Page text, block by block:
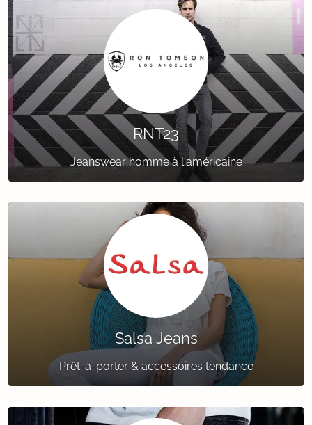
RNT23
Jeanswear homme à l'américaine
Salsa Jeans
Prêt-à-porter & accessoires tendance